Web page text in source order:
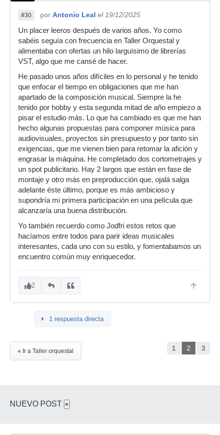
#30 por Antonio Leal el 19/12/2025
Un placer leeros después de varios años. Yo como
sabéis seguía con frecuencia en Taller Orquestal y
alimentaba con ofertas un hilo larguísimo de librerías
VST, algo que me cansé de hacer.
He pasado unos años difíciles en lo personal y he tenido
que enfocar el tiempo en obligaciones que me han
apartado de la composición musical. Siempre la he
tenido por hobby y esta segunda mitad de año empiezo a
pisar el estudio más. Lo que ha cambiado es que me han
hecho algunas propuestas para componer música para
audiovisuales, proyectos sin presupuesto y por tanto sin
exigencias, que me vienen bien para retomar la afición y
engrasar la máquina. He completado dos cortometrajes y
un spot publicitario. Hay 2 largos que están en fase de
montaje y otro más en preproducción que, ojalá salga
adelante éste último, porque es más ambicioso y
supondría mi primera participación en una película que
alcanzaría una buena distribución.
Yo también recuerdo como Jodfri estos retos que
hacíamos entre todos para parir ideas musicales
interesantes, cada uno con su estilo, y fomentabamos un
encuentro común muy enriquecedor.
2
1 respuesta directa
1 2 3
« Ir a Taller orquestal
NUEVO POST ×